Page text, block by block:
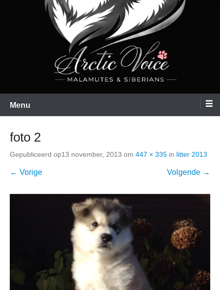
Menu
foto 2
Gepubliceerd op13 november, 2013 om 447 × 335 in litter 2013
← Vorige Volgende →